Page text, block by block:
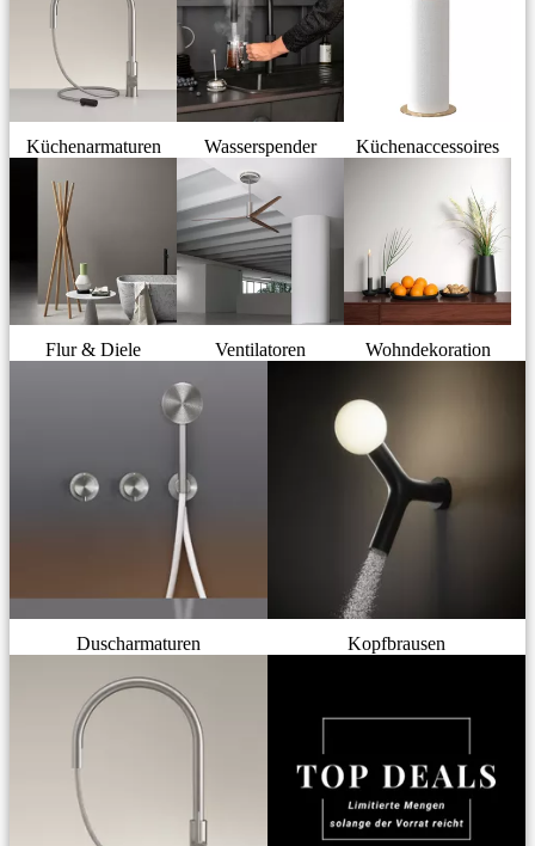
Küchenarmaturen Wasserspender Küchenaccessoires
Flur & Diele Ventilatoren Wohndekoration
Duscharmaturen Kopfbrausen